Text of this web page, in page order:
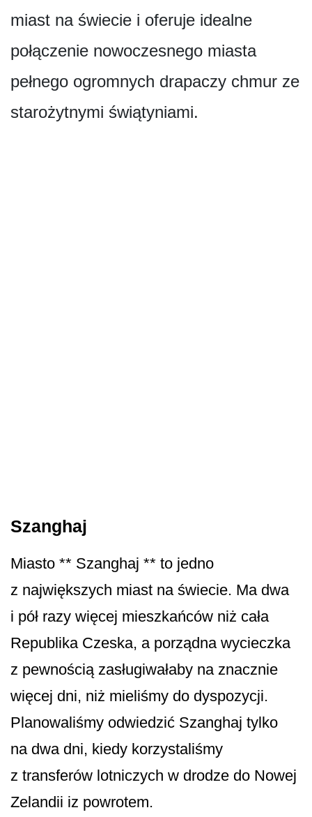
miast na świecie i oferuje idealne
połączenie nowoczesnego miasta
pełnego ogromnych drapaczy chmur ze
starożytnymi świątyniami.
Szanghaj
Miasto ** Szanghaj ** to jedno
z największych miast na świecie. Ma dwa
i pół razy więcej mieszkańców niż cała
Republika Czeska, a porządna wycieczka
z pewnością zasługiwałaby na znacznie
więcej dni, niż mieliśmy do dyspozycji.
Planowaliśmy odwiedzić Szanghaj tylko
na dwa dni, kiedy korzystaliśmy
z transferów lotniczych w drodze do Nowej
Zelandii iz powrotem.